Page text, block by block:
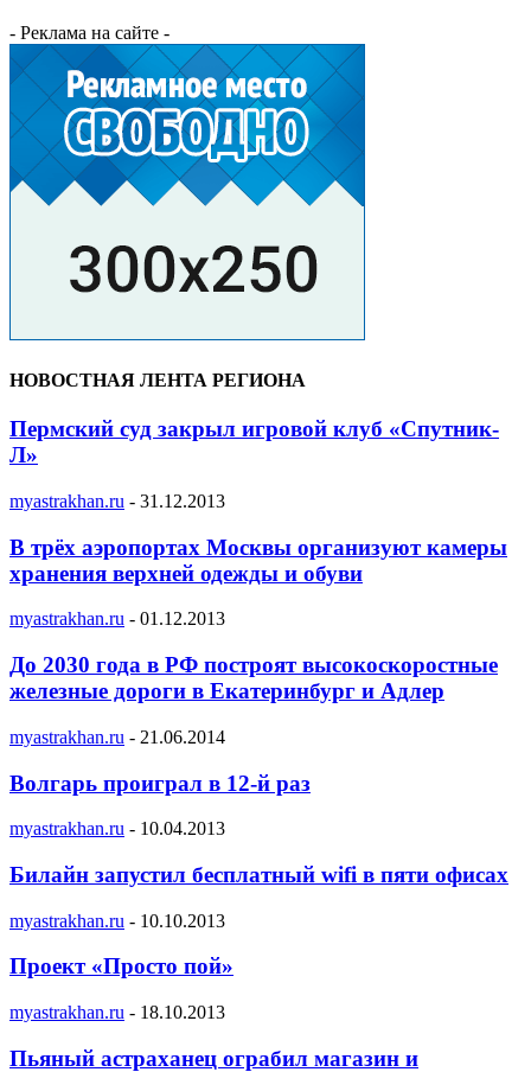
- Реклама на сайте -
НОВОСТНАЯ ЛЕНТА РЕГИОНА
Пермский суд закрыл игровой клуб «Спутник-
Л»
myastrakhan.ru - 31.12.2013
В трёх аэропортах Москвы организуют камеры
хранения верхней одежды и обуви
myastrakhan.ru - 01.12.2013
До 2030 года в РФ построят высокоскоростные
железные дороги в Екатеринбург и Адлер
myastrakhan.ru - 21.06.2014
Волгарь проиграл в 12-й раз
myastrakhan.ru - 10.04.2013
Билайн запустил бесплатный wifi в пяти офисах
myastrakhan.ru - 10.10.2013
Проект «Просто пой»
myastrakhan.ru - 18.10.2013
Пьяный астраханец ограбил магазин и